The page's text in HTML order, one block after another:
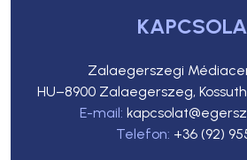
Zalaegerszegi
HU–8900 Zalaegerszeg,
E-mail:
Telefon: +36 (92)